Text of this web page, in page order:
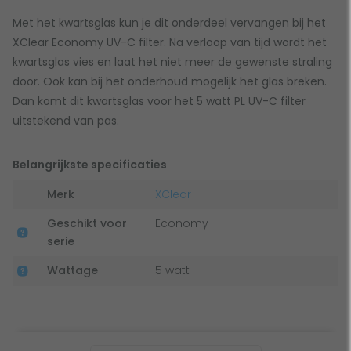
Met het kwartsglas kun je dit onderdeel vervangen bij het
XClear Economy UV-C filter. Na verloop van tijd wordt het
kwartsglas vies en laat het niet meer de gewenste straling
door. Ook kan bij het onderhoud mogelijk het glas breken.
Dan komt dit kwartsglas voor het 5 watt PL UV-C filter
uitstekend van pas.
Belangrijkste specificaties
Merk
XClear
Geschikt voor
serie
Economy
Wattage 5 watt